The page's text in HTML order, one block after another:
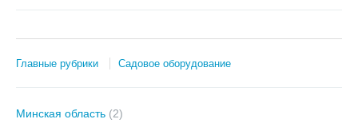
Главные рубрики Садовое оборудование
Минская область (2)